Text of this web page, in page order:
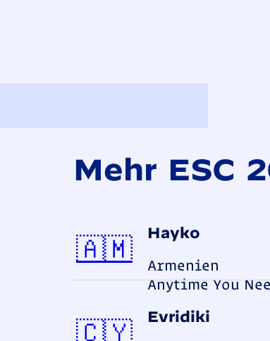
Mehr ESC
Hayko
Armenien
Anytime You
🇦🇲Armenien
Evridiki
🇨🇾Zypern